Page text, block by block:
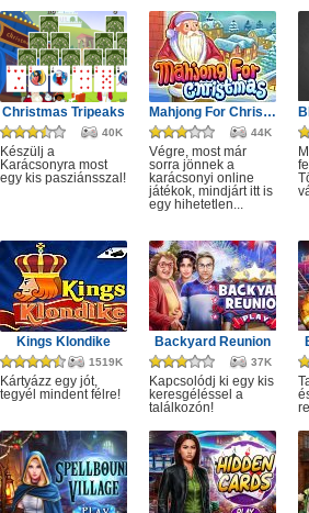
Christmas Tripeaks
40K
Készülj a
Karácsonyra most
egy kis pasziánsszal!
Mahjong For Christmas
44K
Végre, most már
sorra jönnek a
karácsonyi online
játékok, mindjárt itt is
egy hihetetlen...
Kings Klondike
1519K
Kártyázz egy jót,
tegyél mindent félre!
Backyard Reunion
37K
Kapcsolódj ki egy kis
keresgéléssel a
találkozón!